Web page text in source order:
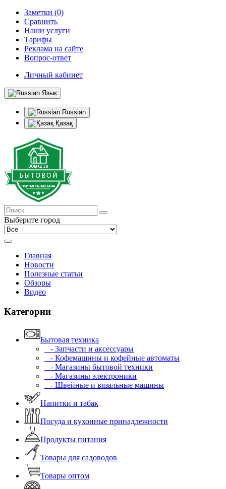
Заметки (0)
Сравнить
Наши услуги
Тарифы
Реклама на сайте
Вопрос-ответ
Личный кабинет
Язык
Russian
Қазақ
Выберите город
Главная
Новости
Полезные статьи
Обзоры
Видео
Категории
Бытовая техника
- Запчасти и аксессуары
- Кофемашины и кофейные автоматы
- Магазины бытовой техники
- Магазины электроники
- Швейные и вязальные машины
Напитки и табак
Посуда и кухонные принадлежности
Продукты питания
Товары для садоводов
Товары оптом